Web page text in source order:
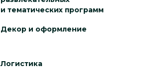
Декор и оформление
Логистика
и тематических программ